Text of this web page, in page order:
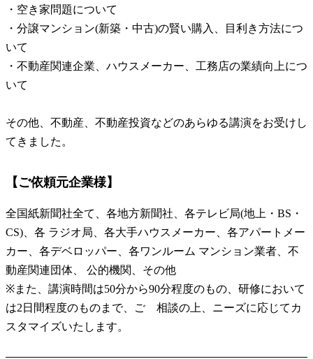
・空き家問題について
・分譲マンション(新築・中古)の賢い購入、目利き方法につ
いて
・不動産関連企業、ハウスメーカー、工務店の業績向上につ
いて
その他、不動産、不動産投資などのあらゆる講演をお受けし
てきました。
【ご依頼元企業様】
全国紙新聞社全て、各地方新聞社、各テレビ局(地上・BS・
CS)、各 ラジオ局、各大手ハウスメーカー、各アパートメー
カー、各デベロッパー、各ワンルーム マンション業者、不
動産関連団体、 公的機関、その他
※また、講演時間は50分から90分程度のもの、研修において
は2日間程度のものまで、ご゙相談の上、ニーズに応じてカ
スタマイズいたします。